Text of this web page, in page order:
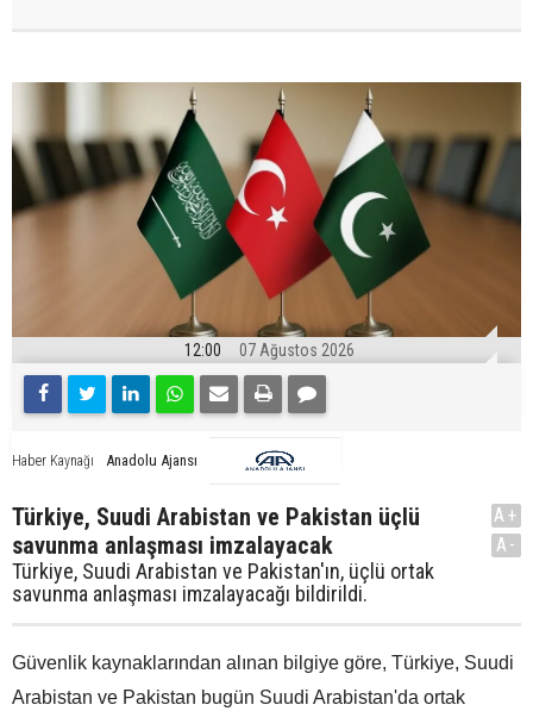
12:00 07 Ağustos 2026
Haber Kaynağı Anadolu Ajansı
Türkiye, Suudi Arabistan ve Pakistan üçlü
savunma anlaşması imzalayacak
Türkiye, Suudi Arabistan ve Pakistan'ın, üçlü ortak
savunma anlaşması imzalayacağı bildirildi.
A+
A-
Güvenlik kaynaklarından alınan bilgiye göre, Türkiye, Suudi
Arabistan ve Pakistan bugün Suudi Arabistan'da ortak